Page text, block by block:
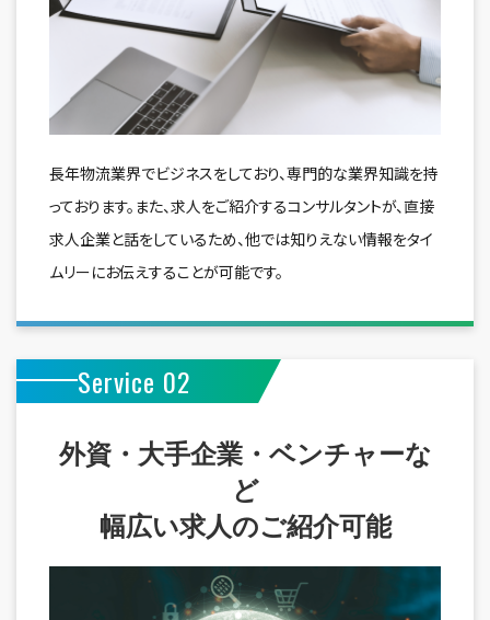
長年物流業界でビジネスをしており、専門的な業界知識を持
っております。また、求人をご紹介するコンサルタントが、直接
求人企業と話をしているため、他では知りえない情報をタイ
ムリーにお伝えすることが可能です。
Service 02
外資・大手企業・ベンチャーな
ど
幅広い求人のご紹介可能